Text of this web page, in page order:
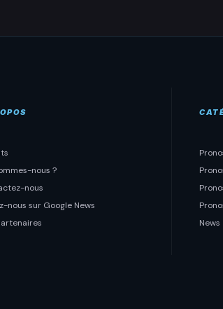
nous ?
nous
nous sur Google News
News